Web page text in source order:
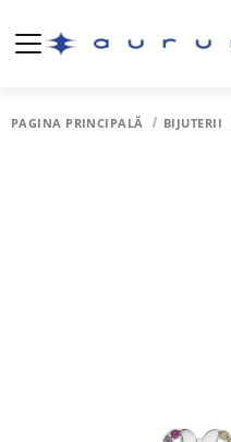
PAGINA PRINCIPALĂ BIJUTERII